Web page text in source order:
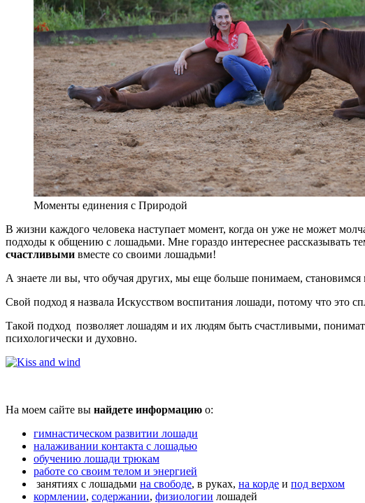
Моменты единения с Природой
В жизни каждого человека наступает момент, когда он уже не может
подходы к общению с лошадьми. Мне гораздо интереснее рассказывать
счастливыми вместе со своими лошадьми!
А знаете ли вы, что обучая других, мы еще больше понимаем, становимся
Свой подход я назвала Искусством воспитания лошади, потому что это
Такой подход позволяет лошадям и их людям быть счастливыми,
психологически и духовно.
На моем сайте вы найдете информацию о:
гимнастическом развитии лошади
налаживании контакта с лошадью
обучению лошади трюкам
работе со своим телом и энергией
занятиях с лошадьми на свободе, в руках, на корде и под верхом
кормлении, содержании, физиологии лошадей